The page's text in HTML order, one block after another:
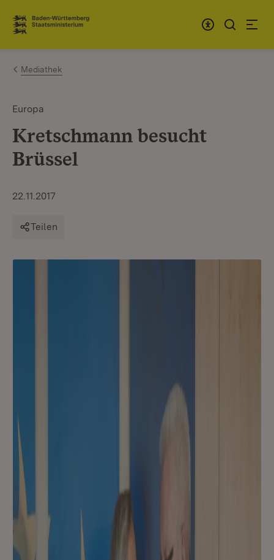
Zum Inhalt springen
Link zur Startseite
Mediathek
Europa
Kretschmann besucht
Brüssel
22.11.2017
Teilen